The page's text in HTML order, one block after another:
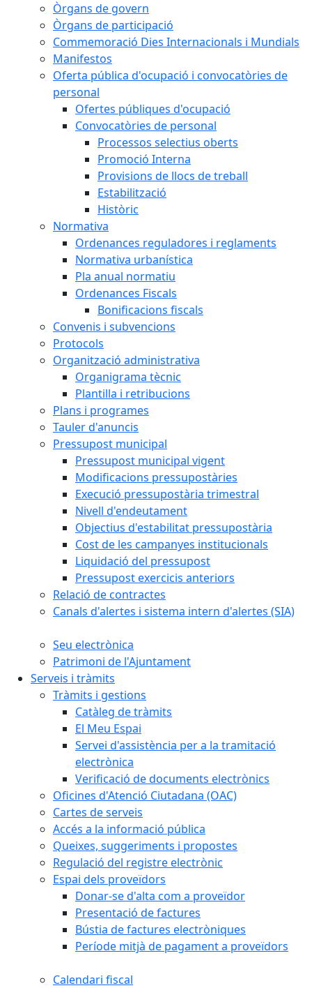
Òrgans de govern
Òrgans de participació
Commemoració Dies Internacionals i Mundials
Manifestos
Oferta pública d'ocupació i convocatòries de
personal
Ofertes públiques d'ocupació
Convocatòries de personal
Processos selectius oberts
Promoció Interna
Provisions de llocs de treball
Estabilització
Històric
Normativa
Ordenances reguladores i reglaments
Normativa urbanística
Pla anual normatiu
Ordenances Fiscals
Bonificacions fiscals
Convenis i subvencions
Protocols
Organització administrativa
Organigrama tècnic
Plantilla i retribucions
Plans i programes
Tauler d'anuncis
Pressupost municipal
Pressupost municipal vigent
Modificacions pressupostàries
Execució pressupostària trimestral
Nivell d'endeutament
Objectius d'estabilitat pressupostària
Cost de les campanyes institucionals
Liquidació del pressupost
Pressupost exercicis anteriors
Relació de contractes
Canals d'alertes i sistema intern d'alertes (SIA)
Seu electrònica
Patrimoni de l'Ajuntament
Serveis i tràmits
Tràmits i gestions
Catàleg de tràmits
El Meu Espai
Servei d'assistència per a la tramitació
electrònica
Verificació de documents electrònics
Oficines d'Atenció Ciutadana (OAC)
Cartes de serveis
Accés a la informació pública
Queixes, suggeriments i propostes
Regulació del registre electrònic
Espai dels proveïdors
Donar-se d'alta com a proveïdor
Presentació de factures
Bústia de factures electròniques
Període mitjà de pagament a proveïdors
Calendari fiscal